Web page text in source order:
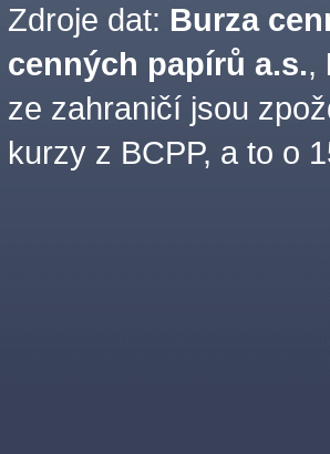
Zdroje dat: Burza
cenných papírů a.s.,
ze zahraničí jsou
kurzy z BCPP, a to o